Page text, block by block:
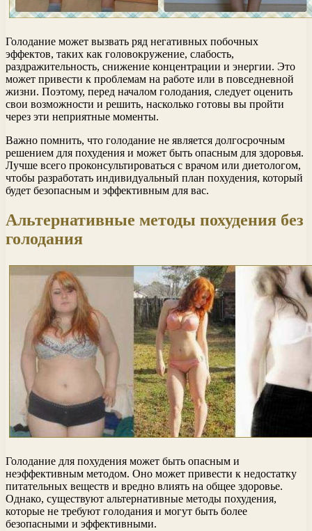
Голодание может вызвать ряд негативных побочных
эффектов, таких как головокружение, слабость,
раздражительность, снижение концентрации и энергии. Это
может привести к проблемам на работе или в повседневной
жизни. Поэтому, перед началом голодания, следует оценить
свои возможности и решить, насколько готовы вы пройти
через эти неприятные моменты.
Важно помнить, что голодание не является долгосрочным
решением для похудения и может быть опасным для здоровья.
Лучше всего проконсультироваться с врачом или диетологом,
чтобы разработать индивидуальный план похудения, который
будет безопасным и эффективным для вас.
Альтернативные методы похудения без
голодания
Голодание для похудения может быть опасным и
неэффективным методом. Оно может привести к недостатку
питательных веществ и вредно влиять на общее здоровье.
Однако, существуют альтернативные методы похудения,
которые не требуют голодания и могут быть более
безопасными и эффективными.